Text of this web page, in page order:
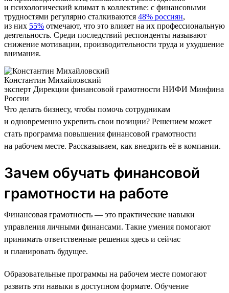
и психологический климат в коллективе: с финансовыми
трудностями регулярно сталкиваются 48% россиян,
из них 55% отмечают, что это влияет на их профессиональную
деятельность. Среди последствий респонденты называют
снижение мотивации, производительности труда и ухудшение
внимания.
Константин Михайловский
эксперт Дирекции финансовой грамотности НИФИ Минфина
России
Что делать бизнесу, чтобы помочь сотрудникам
и одновременно укрепить свои позиции? Решением может
стать программа повышения финансовой грамотности
на рабочем месте. Рассказываем, как внедрить её в компании.
Зачем обучать финансовой
грамотности на работе
Финансовая грамотность — это практические навыки
управления личными финансами. Такие умения помогают
принимать ответственные решения здесь и сейчас
и планировать будущее.
Образовательные программы на рабочем месте помогают
развить эти навыки в доступном формате. Обучение